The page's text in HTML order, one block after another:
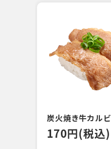
炭火焼き牛カルビ
170円(税込)